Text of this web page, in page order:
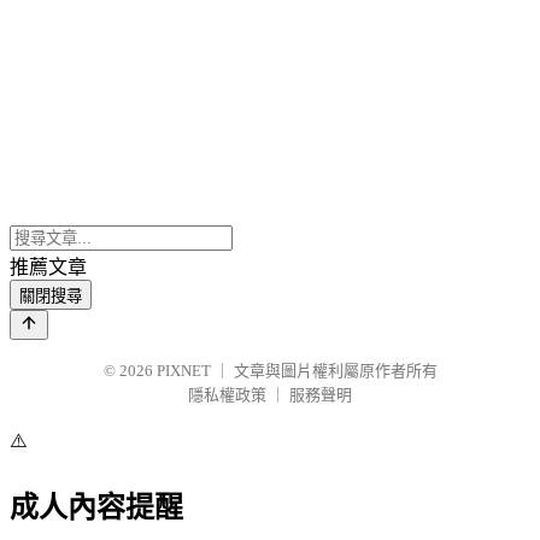
推薦文章
關閉搜尋
© 2026 PIXNET
文章與圖片權利屬原作者所有
隱私權政策
服務聲明
⚠️
成人內容提醒